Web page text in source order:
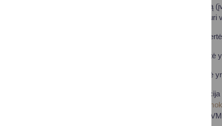
vyresnį neįgalų vaiką
mokamas už dalį, kuri
• 0,5 proc., kai NT
• 1 proc., kai NT
• 2 proc., jei NT vertė
Visa aktuali
nekilnojamojo turto
5060. Apsilankymui